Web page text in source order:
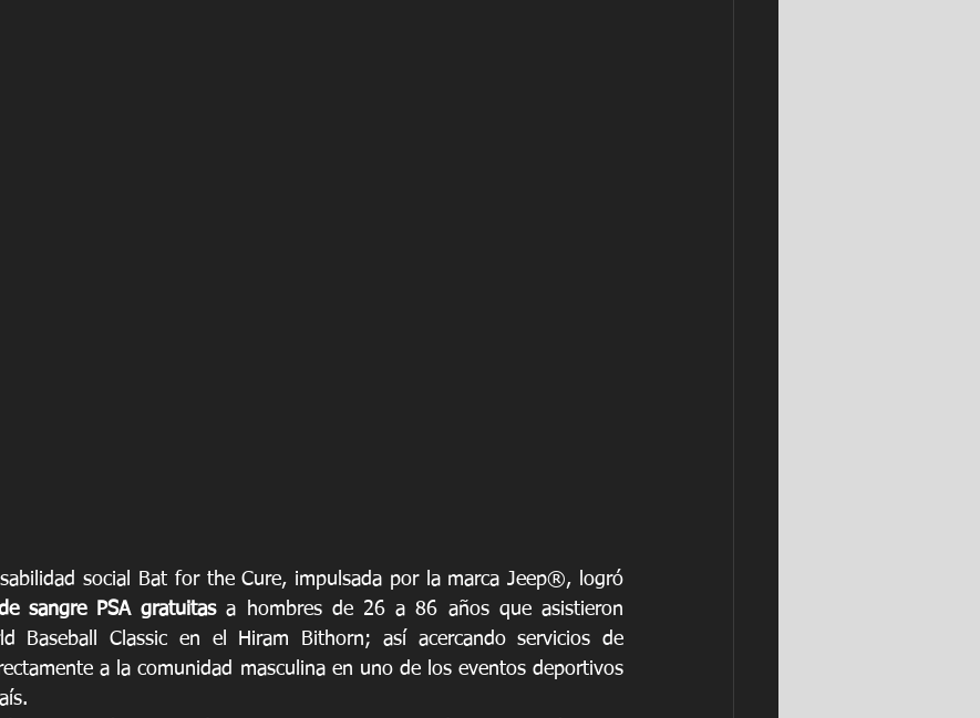
social Bat for the Cure, impulsada por la marca Jeep®, logró
sangre PSA gratuitas a hombres de 26 a 86 años que asistieron
Baseball Classic en el Hiram Bithorn; así acercando servicios de
a la comunidad masculina en uno de los eventos deportivos